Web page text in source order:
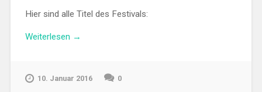
Hier sind alle Titel des Festivals:
Weiterlesen „peppermint
2016
→
10. Januar 2016 0